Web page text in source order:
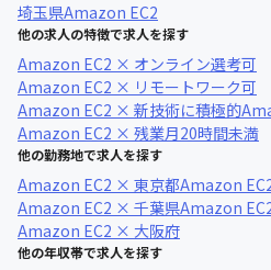
埼玉県Amazon EC2
他の求人の特徴で求人を探す
Amazon EC2 × オンライン選考可
Amazon EC2 × リモートワーク可
Amazon EC2 × 新技術に積極的
Amazon EC2 × 残業月20時間未満
他の勤務地で求人を探す
Amazon EC2 × 東京都Amazon
Amazon EC2 × 千葉県Amazon
Amazon EC2 × 大阪府
他の年収帯で求人を探す